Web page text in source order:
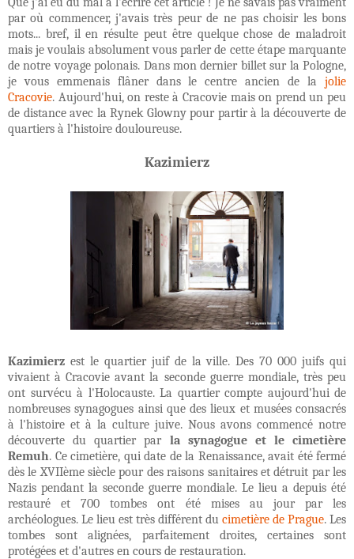
par où commencer, j'avais très peur de ne pas choisir les bons
mots... bref, il en résulte peut être quelque chose de maladroit
mais je voulais absolument vous parler de cette étape marquante
de notre voyage polonais. Dans mon dernier billet sur la Pologne,
je vous emmenais flâner dans le centre ancien de la jolie
Cracovie. Aujourd'hui, on reste à Cracovie mais on prend un peu
de distance avec la Rynek Glowny pour partir à la découverte de
quartiers à l'histoire douloureuse.
Kazimierz
Kazimierz est le quartier juif de la ville. Des 70 000 juifs qui
vivaient à Cracovie avant la seconde guerre mondiale, très peu
ont survécu à l'Holocauste. La quartier compte aujourd'hui de
nombreuses synagogues ainsi que des lieux et musées consacrés
à l'histoire et à la culture juive. Nous avons commencé notre
découverte du quartier par la synagogue et le cimetière
Remuh. Ce cimetière, qui date de la Renaissance, avait été fermé
dès le XVIIème siècle pour des raisons sanitaires et détruit par les
Nazis pendant la seconde guerre mondiale. Le lieu a depuis été
restauré et 700 tombes ont été mises au jour par les
archéologues. Le lieu est très différent du cimetière de Prague. Les
tombes sont alignées, parfaitement droites, certaines sont
protégées et d'autres en cours de restauration.